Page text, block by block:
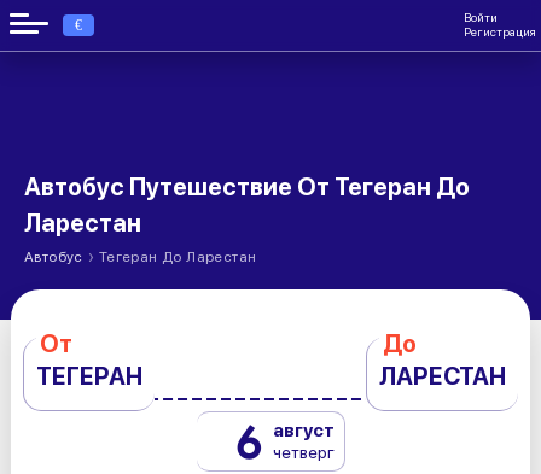
€
Войти
Регистрация
Автобус Путешествие От Тегеран До
Ларестан
Автобус › Тегеран До Ларестан
От
ТЕГЕРАН
До
ЛАРЕСТАН
6 август
четверг